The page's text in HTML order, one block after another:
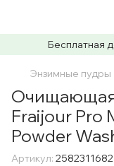
Бесплатная
Энзимные пудры
Очищающая
Fraijour Pro
Powder
Артикул: 2582311682